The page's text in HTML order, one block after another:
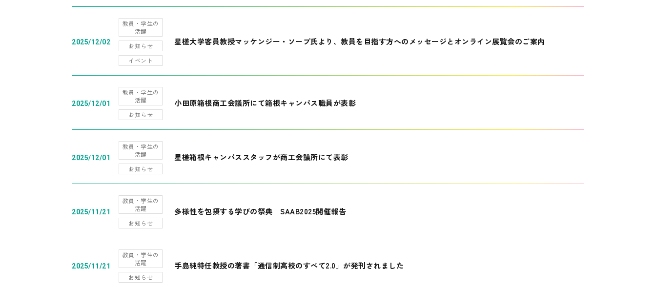
2025/12/02
教員・学生の
活躍
お知らせ
イベント
星槎大学客員教授マッケンジー・ソープ氏より、教員を目指す方へのメッセージとオンライン展覧会のご案内
2025/12/01
教員・学生の
活躍
お知らせ
小田原箱根商工会議所にて箱根キャンパス職員が表彰
2025/12/01
教員・学生の
活躍
お知らせ
星槎箱根キャンパススタッフが商工会議所にて表彰
2025/11/21
教員・学生の
活躍
お知らせ
多様性を包摂する学びの祭典 SAAB2025開催報告
2025/11/21
教員・学生の
活躍
お知らせ
手島純特任教授の著書「通信制高校のすべて2.0」が発刊されました